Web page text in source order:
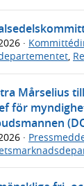
·
,
Mårselius
för
·